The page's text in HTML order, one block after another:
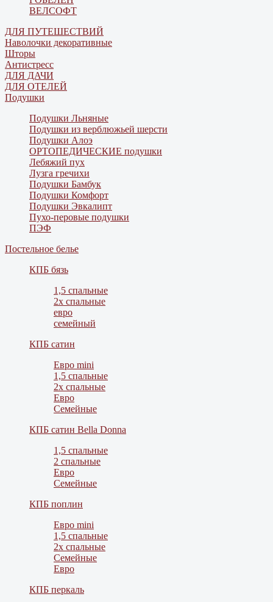
ВЕЛСОФТ
ДЛЯ ПУТЕШЕСТВИЙ
Наволочки декоративные
Шторы
Антистресс
ДЛЯ ДАЧИ
ДЛЯ ОТЕЛЕЙ
Подушки
Подушки Льняные
Подушки из верблюжьей шерсти
Подушки Алоэ
ОРТОПЕДИЧЕСКИЕ подушки
Лебяжий пух
Лузга гречихи
Подушки Бамбук
Подушки Комфорт
Подушки Эвкалипт
Пухо-перовые подушки
ПЭФ
Постельное белье
КПБ бязь
1,5 спальные
2х спальные
евро
семейный
КПБ сатин
Евро mini
1,5 спальные
2х спальные
Евро
Семейные
КПБ сатин Bella Donna
1,5 спальные
2 спальные
Евро
Семейные
КПБ поплин
Евро mini
1,5 спальные
2х спальные
Семейные
Евро
КПБ перкаль